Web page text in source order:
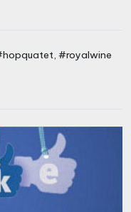
#royalwine